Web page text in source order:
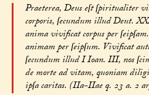
Praeterea, Deus eſt ſpiritualiter
corporis, ſecundum illud Deut.
anima vivificat corpus per
animam per ſeipſum. Vivificat
ſecundum illud I Ioan. III, nos
de morte ad vitam, quoniam
ipſa caritas. (IIa-IIae q. 23 a. 2